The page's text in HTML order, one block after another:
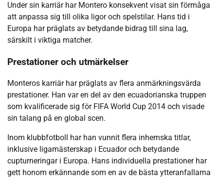
Under sin karriär har Montero konsekvent visat sin förmåga
att anpassa sig till olika ligor och spelstilar. Hans tid i
Europa har präglats av betydande bidrag till sina lag,
särskilt i viktiga matcher.
Prestationer och utmärkelser
Monteros karriär har präglats av flera anmärkningsvärda
prestationer. Han var en del av den ecuadorianska truppen
som kvalificerade sig för FIFA World Cup 2014 och visade
sin talang på en global scen.
Inom klubbfotboll har han vunnit flera inhemska titlar,
inklusive ligamästerskap i Ecuador och betydande
cupturneringar i Europa. Hans individuella prestationer har
gett honom erkännande som en av de bästa ytteranfallarna